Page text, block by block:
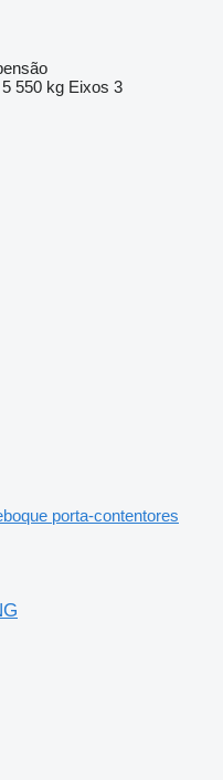
5 550 kg Eixos 3
porta-contentores